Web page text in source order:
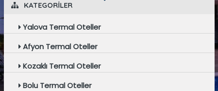
KATEGORILER
Yalova Termal Oteller
Afyon Termal Oteller
Kozaklı Termal Oteller
Bolu Termal Oteller